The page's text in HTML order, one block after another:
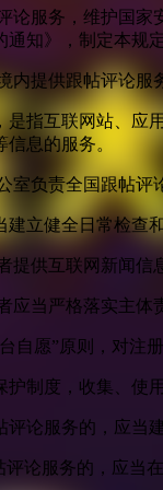
论服务，维护国
知》，制定本规定
内提供跟帖评论服
是指互联网站、应
息的服务。
室负责全国跟帖
建立健全日常检查
提供互联网新闻
应当严格落实主体
自愿”原则，对
护制度，收集、
评论服务的，应当
评论服务的，应当